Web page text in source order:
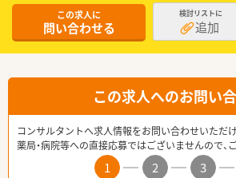
この求人に
問い合わせる
検討リストに
追加
この求人へのお問い
コンサルタントへ求人情報をお問い合わせいただけ
薬局・病院等への直接応募ではございませんので、
1 2 3